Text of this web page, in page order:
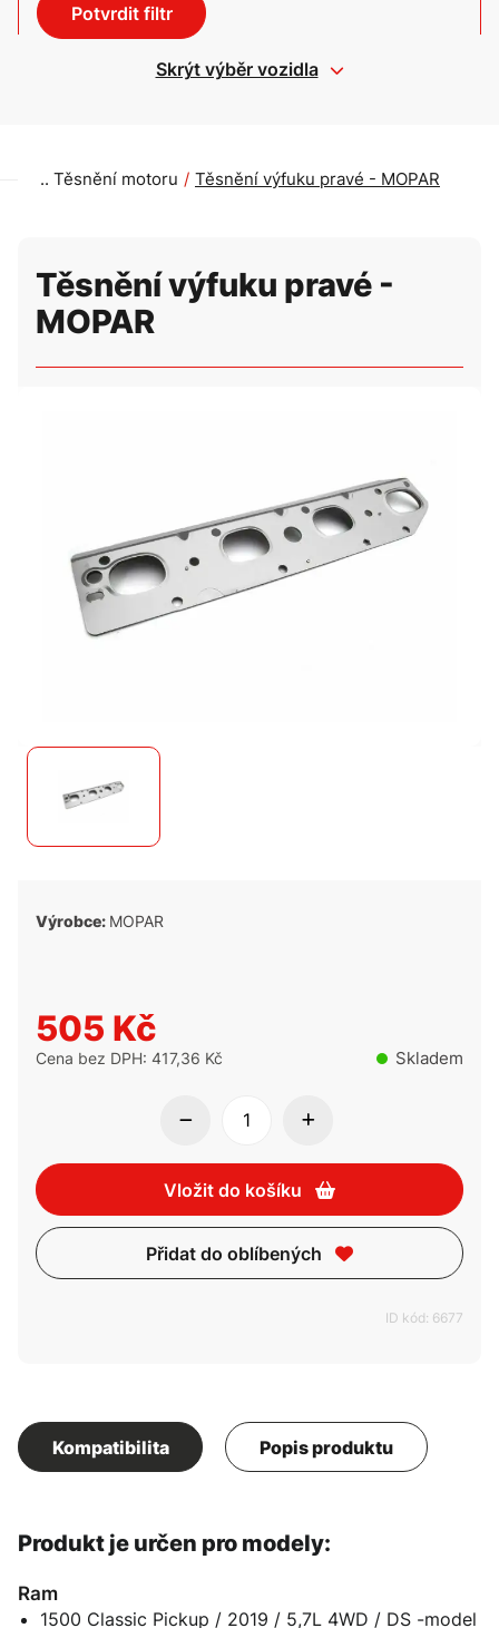
Potvrdit filtr
Skrýt výběr vozidla
Těsnění motoru Těsnění výfuku pravé - MOPAR
Těsnění výfuku pravé -
MOPAR
Výrobce: MOPAR
505 Kč
Cena bez DPH: 417,36 Kč Skladem
Vložit do košíku
Přidat do oblíbených
ID kód: 6677
Kompatibilita Popis produktu
Produkt je určen pro modely:
Ram
1500 Classic Pickup / 2019 / 5,7L 4WD / DS -model